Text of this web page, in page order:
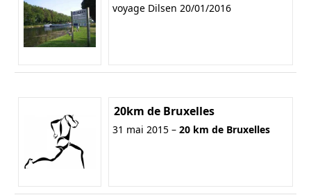
voyage Dilsen 20/01/2016
20km de Bruxelles
31 mai 2015 – 20 km de Bruxelles